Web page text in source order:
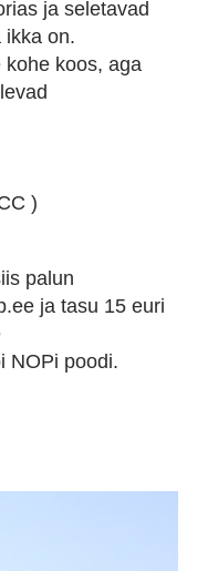
ja seletavad
ikka on.
koos, aga
)
palun
ja tasu 15 euri
NOPi poodi.